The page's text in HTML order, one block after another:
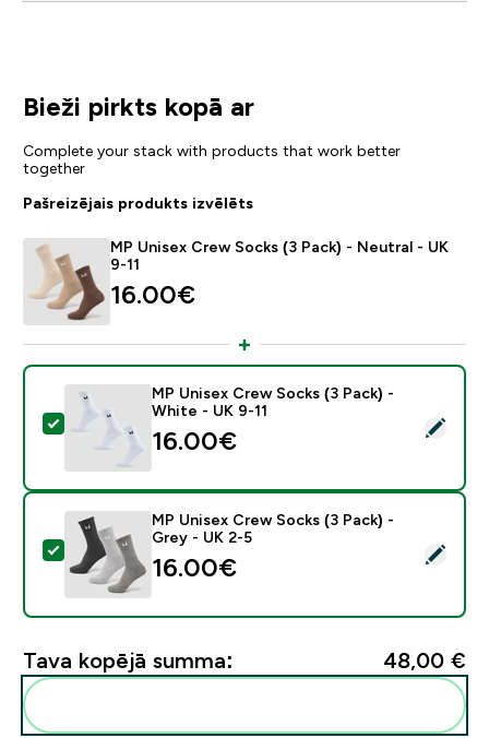
Bieži pirkts kopā ar
Complete your stack with products that work better
together
Pašreizējais produkts izvēlēts
MP Unisex Crew Socks (3 Pack) - Neutral - UK
9-11
16.00€‎
Atlasīt šo produktu - MP Unisex Crew Socks (3 Pack)
MP Unisex Crew Socks (3 Pack) -
White - UK 9-11
16.00€‎
Atlasīt šo produktu - MP Unisex Crew Socks (3 Pack)
MP Unisex Crew Socks (3 Pack) -
Grey - UK 2-5
16.00€‎
Tava kopējā summa: 48,00 €‎